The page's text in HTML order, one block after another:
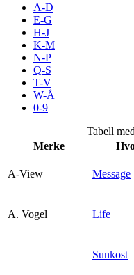
Merker
Inspirasjon
Søk
Åpningstider
Praktisk informasjon
A-D
E-G
H-J
K-M
N-P
Q-S
T-V
W-Å
0-9
Tabell
Merke
A-View Message
A. Vogel Life
Sunkost